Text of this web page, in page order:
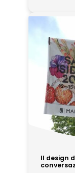
Il design